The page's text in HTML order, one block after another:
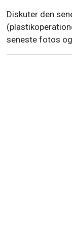
Diskuter den
seneste fotos